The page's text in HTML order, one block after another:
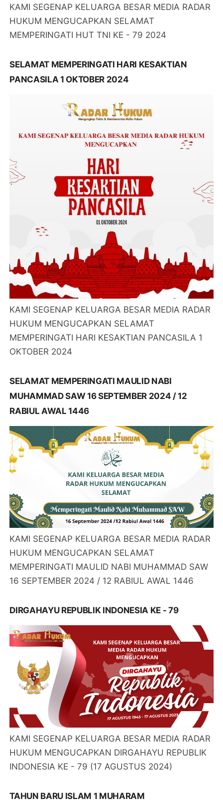
KAMI SEGENAP KELUARGA BESAR MEDIA RADAR
HUKUM MENGUCAPKAN SELAMAT
MEMPERINGATI HUT TNI KE - 79 2024
SELAMAT MEMPERINGATI HARI KESAKTIAN
PANCASILA 1 OKTOBER 2024
KAMI SEGENAP KELUARGA BESAR MEDIA RADAR
HUKUM MENGUCAPKAN SELAMAT
MEMPERINGATI HARI KESAKTIAN PANCASILA 1
OKTOBER 2024
SELAMAT MEMPERINGATI MAULID NABI
MUHAMMAD SAW 16 SEPTEMBER 2024 / 12
RABIUL AWAL 1446
KAMI SEGENAP KELUARGA BESAR MEDIA RADAR
HUKUM MENGUCAPKAN SELAMAT
MEMPERINGATI MAULID NABI MUHAMMAD SAW
16 SEPTEMBER 2024 / 12 RABIUL AWAL 1446
DIRGAHAYU REPUBLIK INDONESIA KE - 79
KAMI SEGENAP KELUARGA BESAR MEDIA RADAR
HUKUM MENGUCAPKAN DIRGAHAYU REPUBLIK
INDONESIA KE - 79 (17 AGUSTUS 2024)
TAHUN BARU ISLAM 1 MUHARAM